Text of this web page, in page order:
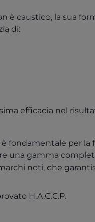
è caustico, la sua
di:
efficacia nel
fondamentale per la
una gamma
noti, che
H.A.C.C.P.